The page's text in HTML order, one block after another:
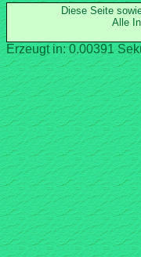
Diese Seite
Alle
Erzeugt in: 0.00391